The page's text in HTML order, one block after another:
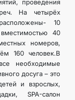
проведения
На четырёх
10
40
номеров,
160 человек.В
необходимые
досуга – это
и взрослых,
SPA-салон